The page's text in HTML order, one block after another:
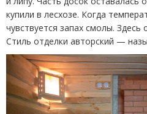
купили в лесхозе. Когда
чувствуется запах смолы.
Стиль отделки авторский —